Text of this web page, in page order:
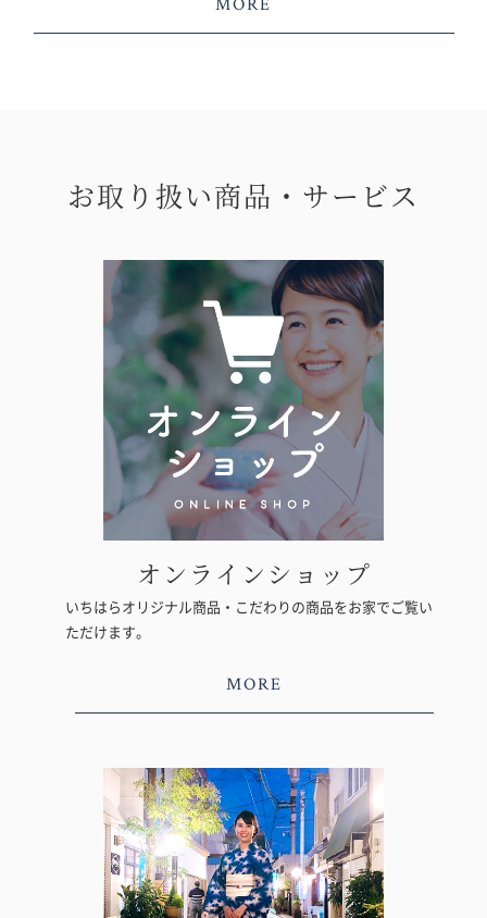
MORE
お取り扱い商品・サービス
オンラインショップ
いちはらオリジナル商品・こだわりの商品をお家でご覧い
ただけます。
MORE